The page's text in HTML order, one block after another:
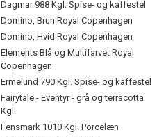
Dagmar 988 Kgl. Spise- og kaffestel
Domino, Brun Royal Copenhagen
Domino, Hvid Royal Copenhagen
Elements Blå og Multifarvet Royal
Copenhagen
Ermelund 790 Kgl. Spise- og kaffestel
Fairytale - Eventyr - grå og terracotta
Kgl.
Fensmark 1010 Kgl. Porcelæn